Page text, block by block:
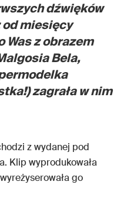
dźwięków
miesięcy
Was z obrazem
Bela,
zagrała w nim
z wydanej pod
Klip wyprodukowała
go